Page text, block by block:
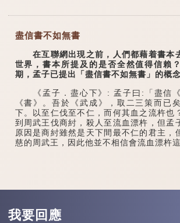
盡信書不如無書
在互聯網出現之前，人們都藉着書本
世界，書本所提及的是否全然值得信賴
期，孟子已提出「盡信書不如無書」的概念
《孟子．盡心下》: 孟子曰:「盡信《
《書》。吾於《武成》，取二三策而已
下。以至仁伐至不仁，而何其血之流杵也
到周武王伐商紂，殺人至流血漂杵，但孟
原因是商紂雖然是天下間最不仁的君主，
慈的周武王，因此他並不相信會流血漂杵這
我要回應